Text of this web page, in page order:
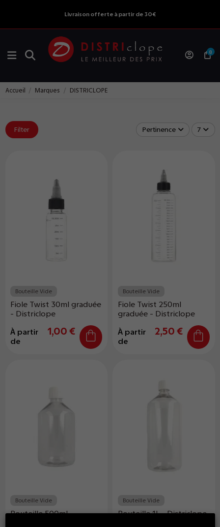
Livraison offerte à partir de 30€
0
Accueil Marques DISTRICLOPE
Filter Pertinence 7
Bouteille Vide
Fiole Twist 30ml graduée
- Districlope
À partir
de
1,00 €
Bouteille Vide
Fiole Twist 250ml
graduée - Districlope
À partir
de
2,50 €
Bouteille Vide
Bouteille 500ml -
Bouteille Vide
Bouteille 1L - Districlope